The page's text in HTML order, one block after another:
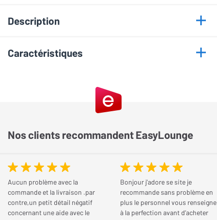
Description
Points forts
Connectiques asymétriques et symétriques
Cayin HA-6A : un amplificateur casque à la
conception audiophile
L'amplificateur casque Cayin HA-6A a été conçu afin de produire
une musicalité incomparable. Ce modèle audiophile est livré avec
Caractéristiques
Connectique
Entrées analogiques 1 x RCA, 1 x XLR
Nos clients recommandent EasyLounge
Aucun problème avec la
commande et la livraison .par
contre,un petit détail négatif
concernant une aide avec le
Bonjour j’adore se site je
recommande sans problème en
plus le personnel vous renseigne
à la perfection avant d’acheter